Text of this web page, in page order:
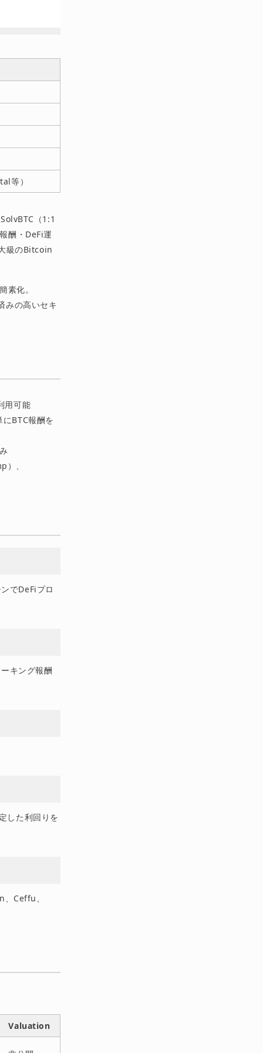
等）
（1:1
酬・DeFi運
級のBitcoin
化。
の高いセキ
用可能
BTC報酬を
、
でDeFiプロ
キング報酬
した利回りを
Ceffu、
Valuation